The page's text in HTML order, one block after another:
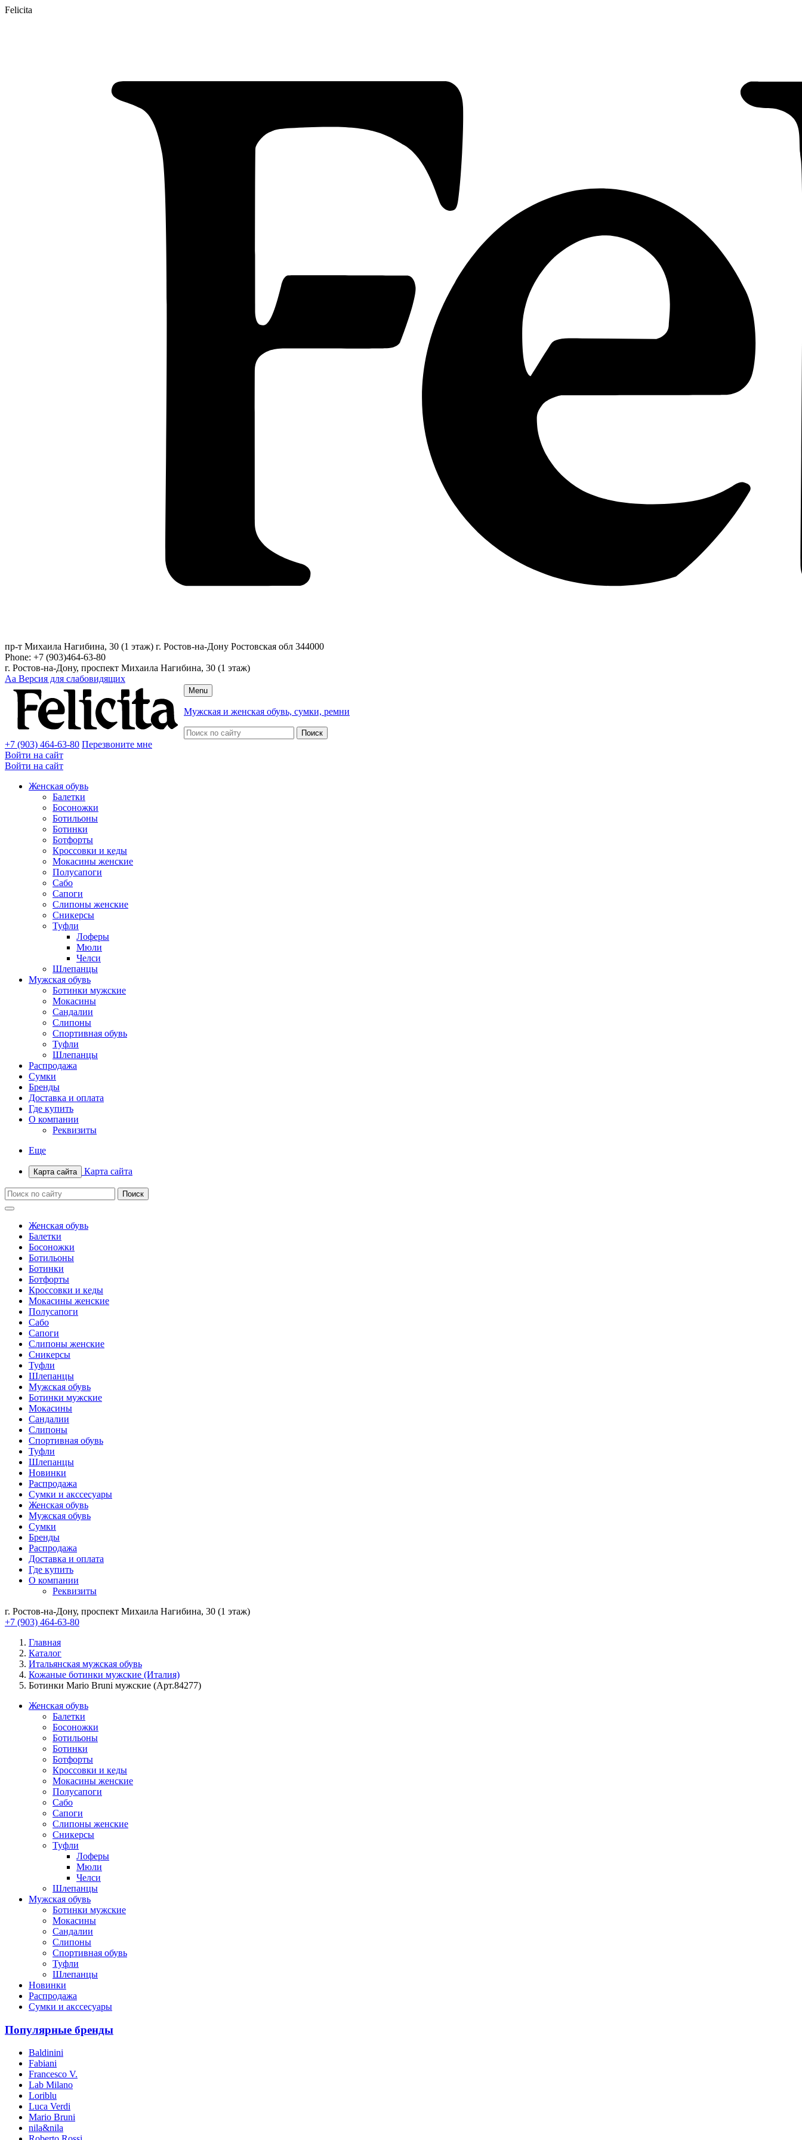
Felicita
пр-т Михаила Нагибина, 30 (1 этаж) г. Ростов-на-Дону Ростовская обл 344000
Phone: +7 (903)464-63-80
г. Ростов-на-Дону, проспект Михаила Нагибина, 30 (1 этаж)
Аа Версия для слабовидящих
Menu
Мужская и женская обувь, сумки, ремни
+7 (903) 464-63-80 Перезвоните мне
Войти на сайт
Войти на сайт
Женская обувь
Балетки
Босоножки
Ботильоны
Ботинки
Ботфорты
Кроссовки и кеды
Мокасины женские
Полусапоги
Сабо
Сапоги
Слипоны женские
Сникерсы
Туфли
Лоферы
Мюли
Челси
Шлепанцы
Мужская обувь
Ботинки мужские
Мокасины
Сандалии
Слипоны
Спортивная обувь
Туфли
Шлепанцы
Распродажа
Сумки
Бренды
Доставка и оплата
Где купить
О компании
Реквизиты
Еще
Карта сайта Карта сайта
Женская обувь
Балетки
Босоножки
Ботильоны
Ботинки
Ботфорты
Кроссовки и кеды
Мокасины женские
Полусапоги
Сабо
Сапоги
Слипоны женские
Сникерсы
Туфли
Шлепанцы
Мужская обувь
Ботинки мужские
Мокасины
Сандалии
Слипоны
Спортивная обувь
Туфли
Шлепанцы
Новинки
Распродажа
Сумки и акссесуары
Женская обувь
Мужская обувь
Сумки
Бренды
Распродажа
Доставка и оплата
Где купить
О компании
Реквизиты
г. Ростов-на-Дону, проспект Михаила Нагибина, 30 (1 этаж)
+7 (903) 464-63-80
Главная
Каталог
Итальянская мужская обувь
Кожаные ботинки мужские (Италия)
Ботинки Mario Bruni мужские (Арт.84277)
Женская обувь
Балетки
Босоножки
Ботильоны
Ботинки
Ботфорты
Кроссовки и кеды
Мокасины женские
Полусапоги
Сабо
Сапоги
Слипоны женские
Сникерсы
Туфли
Лоферы
Мюли
Челси
Шлепанцы
Мужская обувь
Ботинки мужские
Мокасины
Сандалии
Слипоны
Спортивная обувь
Туфли
Шлепанцы
Новинки
Распродажа
Сумки и акссесуары
Популярные бренды
Baldinini
Fabiani
Francesco V.
Lab Milano
Loriblu
Luca Verdi
Mario Bruni
nila&nila